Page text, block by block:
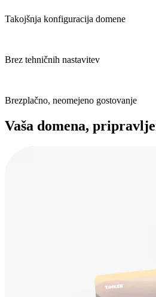
Takojšnja konfiguracija domene
Brez tehničnih nastavitev
Brezplačno, neomejeno gostovanje
Vaša domena,